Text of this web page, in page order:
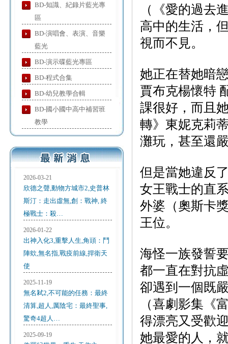
BD-知識、紀錄片藍光專
區
BD-演唱會、表演、音樂
藍光
BD-演示碟藍光專區
BD-程式合集
BD-幼兒教學合輯
BD-國小國中高中補習班
教學
2026-03-21
欣德之聲,動物方城市2,史普林
斯汀：走出虛無,創：戰神, 終
極戰士：殺…
2026-01-22
出神入化3,重擊人生,角頭：鬥
陣欸,無名指,戰疫前線,捍衛天
使
2025-11-19
無名弒2,不可能的任務：最終
清算,超人,厲陰宅：最終聖事,
驚奇4超人…
2025-09-19
（《愛的過去
高中的生活，
視而不見。
她正在替她暗
賈布克楊懷特
課很好，而且
轉》東妮克莉
灘玩，甚至還
但是當她違反
女王戰士的直
外婆（奧斯卡
王位。
海怪一族發誓
都一直在對抗
卻遇到一個既
（喜劇影集《
得漂亮又受歡
她最愛的人，